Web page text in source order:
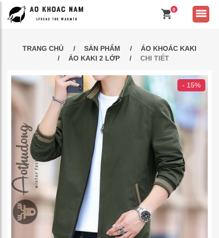
0
TRANG CHỦ SẢN PHẨM
ÁO KHOÁC KAKI
ÁO KAKI 2 LỚP
CHI TIẾT
- 15%